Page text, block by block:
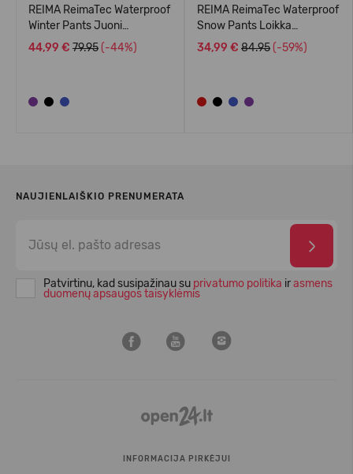
REIMA ReimaTec Waterproof
Winter Pants Juoni
5100113A
44,99 € 79.95 (-44%)
REIMA ReimaTec Waterproof
Snow Pants Loikka
5100114A
34,99 € 84.95 (-59%)
NAUJIENLAIŠKIO PRENUMERATA
Patvirtinu, kad susipažinau su privatumo politika irasmens
duomenų apsaugos taisyklėmis
INFORMACIJA PIRKĖJUI